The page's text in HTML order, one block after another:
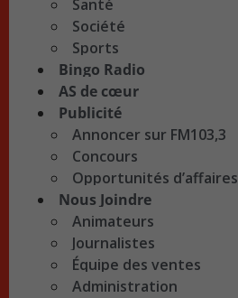
Santé
Société
Sports
Bingo Radio
AS de cœur
Publicité
Annoncer sur FM103,3
Concours
Opportunités d’affaires
Nous Joindre
Animateurs
Journalistes
Équipe des ventes
Administration